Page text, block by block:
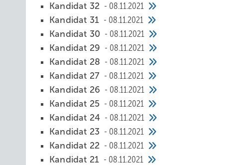
Kandidat 32
08.11.2021
Kandidat 31
08.11.2021
Kandidat 30
08.11.2021
Kandidat 29
08.11.2021
Kandidat 28
08.11.2021
Kandidat 27
08.11.2021
Kandidat 26
08.11.2021
Kandidat 25
08.11.2021
Kandidat 24
08.11.2021
Kandidat 23
08.11.2021
Kandidat 22
08.11.2021
Kandidat 21
08.11.2021